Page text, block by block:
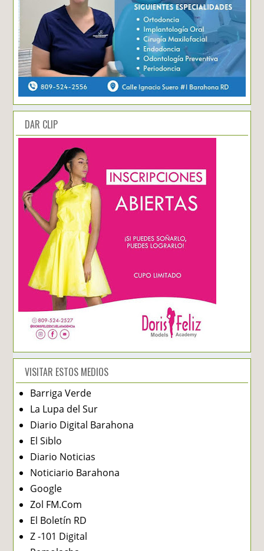
DAR CLIP
VISITAR ESTOS MEDIOS
Barriga Verde
La Lupa del Sur
Diario Digital Barahona
El Siblo
Diario Noticias
Noticiario Barahona
Google
Zol FM.Com
El Boletín RD
Z -101 Digital